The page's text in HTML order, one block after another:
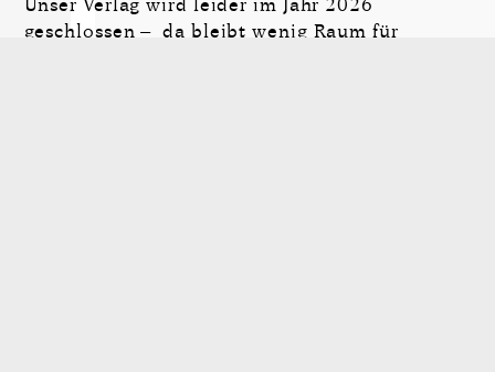
Unser Verlag wird leider im Jahr 2026
geschlossen – da bleibt wenig Raum für